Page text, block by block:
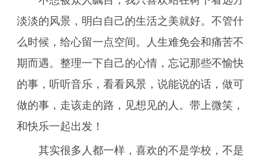
淡淡的风景，明白自己的生活之美就好。不管什
么时候，给心留一点空间。人生难免会和痛苦不
期而遇。整理一下自己的心情，忘记那些不愉快
的事，听听音乐，看看风景，说能说的话，做可
做的事，走该走的路，见想见的人。带上微笑，
和快乐一起出发！
其实很多人都一样，喜欢的不是学校，不是